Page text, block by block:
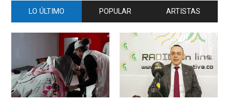
LO ÚLTIMO POPULAR ARTISTAS